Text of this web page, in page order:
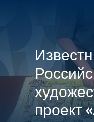
проект